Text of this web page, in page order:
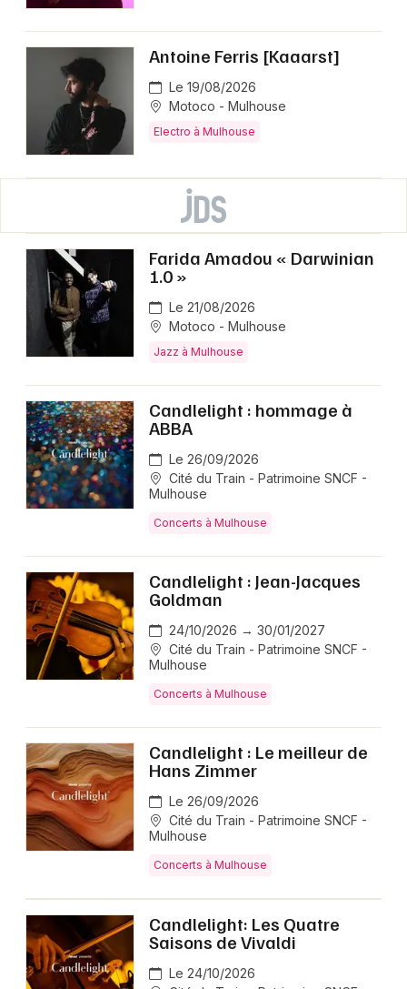
Antoine Ferris [Kaaarst]
Le 19/08/2026
Motoco - Mulhouse
Electro à Mulhouse
Farida Amadou « Darwinian
1.0 »
Le 21/08/2026
Motoco - Mulhouse
Jazz à Mulhouse
Candlelight : hommage à
ABBA
Le 26/09/2026
Cité du Train - Patrimoine SNCF -
Mulhouse
Concerts à Mulhouse
Candlelight : Jean-Jacques
Goldman
24/10/2026 → 30/01/2027
Cité du Train - Patrimoine SNCF -
Mulhouse
Concerts à Mulhouse
Candlelight : Le meilleur de
Hans Zimmer
Le 26/09/2026
Cité du Train - Patrimoine SNCF -
Mulhouse
Concerts à Mulhouse
Candlelight: Les Quatre
Saisons de Vivaldi
Le 24/10/2026